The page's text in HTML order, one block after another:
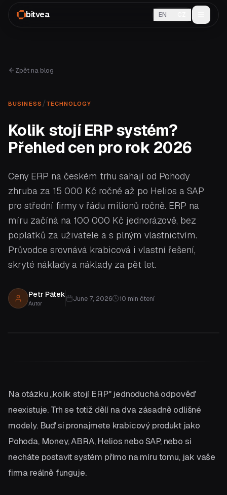
bitvea EN
Zpět na blog
BUSINESS / TECHNOLOGY
Kolik stojí ERP systém?
Přehled cen pro rok 2026
Ceny ERP na českém trhu sahají od Pohody
zhruba za 15 000 Kč ročně až po Helios a SAP
pro střední firmy v řádu milionů ročně. ERP na
míru začíná na 100 000 Kč jednorázově, bez
poplatků za uživatele a s plným vlastnictvím.
Průvodce srovnává krabicová i vlastní řešení,
skryté náklady a náklady za pět let.
Petr Pátek
Autor
June 7, 2026 10 min čtení
Na otázku „kolik stojí ERP" jednoduchá odpověď
neexistuje. Trh se totiž dělí na dva zásadně odlišné
modely. Buď si pronajmete krabicový produkt jako
Pohoda, Money, ABRA, Helios nebo SAP, nebo si
necháte postavit systém přímo na míru tomu, jak vaše
firma reálně funguje.